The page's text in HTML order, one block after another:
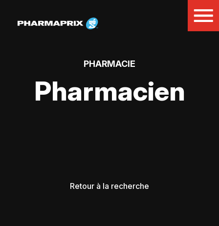
PHARMACIE
Pharmacien
Retour à la recherche